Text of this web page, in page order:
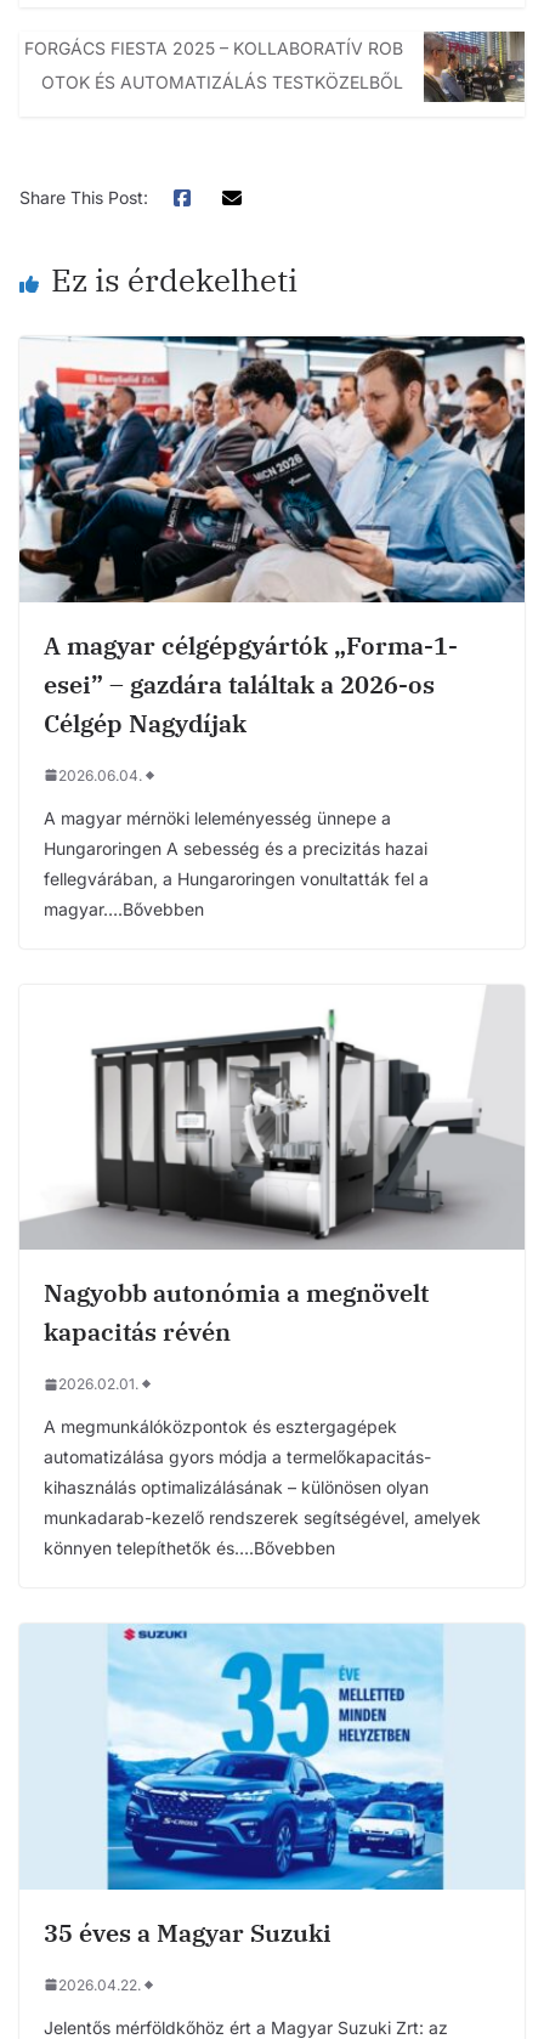
FORGÁCS FIESTA 2025 – KOLLABORATÍV ROB
OTOK ÉS AUTOMATIZÁLÁS TESTKÖZELBŐL
Share This Post:
Ez is érdekelheti
A magyar célgépgyártók „Forma-1-
esei” – gazdára találtak a 2026-os
Célgép Nagydíjak
2026.06.04.
A magyar mérnöki leleményesség ünnepe a
Hungaroringen A sebesség és a precizitás hazai
fellegvárában, a Hungaroringen vonultatták fel a
magyar….Bővebben
Nagyobb autonómia a megnövelt
kapacitás révén
2026.02.01.
A megmunkálóközpontok és esztergagépek
automatizálása gyors módja a termelőkapacitás-
kihasználás optimalizálásának – különösen olyan
munkadarab-kezelő rendszerek segítségével, amelyek
könnyen telepíthetők és….Bővebben
35 éves a Magyar Suzuki
2026.04.22.
Jelentős mérföldkőhöz ért a Magyar Suzuki Zrt: az